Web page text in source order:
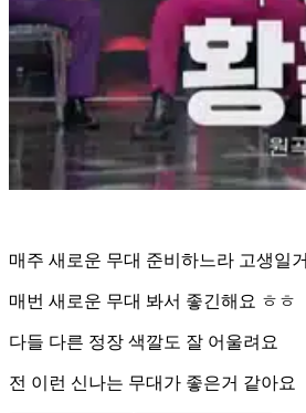
매주 새로운 무대 준비하느라 고생일
매번 새로운 무대 봐서 좋긴해요 ㅎㅎ
다들 다른 정장 색깔도 잘 어울려요
전 이런 신나는 무대가 좋은거 같아요